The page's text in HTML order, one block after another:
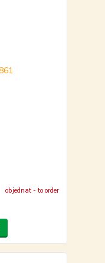
objednat - to order